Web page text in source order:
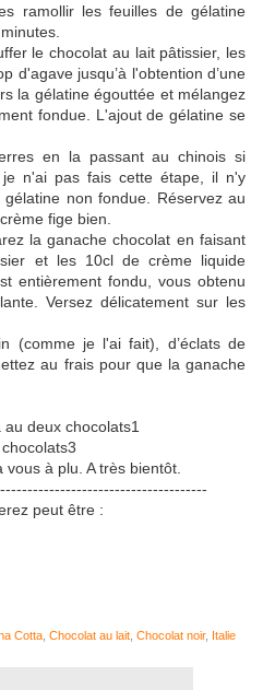
ramollir les feuilles de gélatine
le chocolat au lait pâtissier, les
d'agave jusqu’à l'obtention d’une
la gélatine égouttée et mélangez
fondue. L'ajout de gélatine se
en la passant au chinois si
je n'ai pas fais cette étape, il n'y
non fondue. Réservez au
fige bien.
la ganache chocolat en faisant
et les 10cl de crème liquide
entièrement fondu, vous obtenu
Versez délicatement sur les
(comme je l'ai fait), d’éclats de
au frais pour que la ganache
à plu. A très bientôt.
peut être :
Cotta Chocolat au lait Chocolat noir, Italie